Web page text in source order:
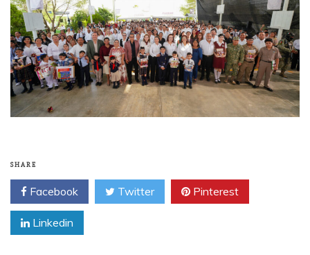
SHARE
Facebook Twitter Pinterest
Linkedin